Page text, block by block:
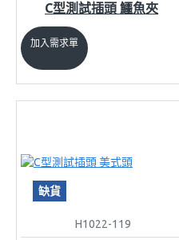
C型測試插頭 鱷魚夾
加入需求單
缺貨
H1022-119